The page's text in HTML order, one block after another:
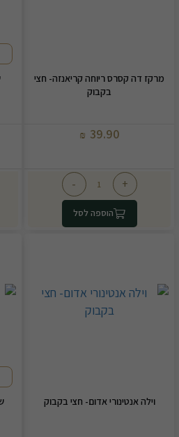
מרקז דה קסרס ריוחה קריאנזה- חצי
בקבוק
39.90
₪
+
-
הוספה לסל
וילה אנטינורי אדום- חצי בקבוק